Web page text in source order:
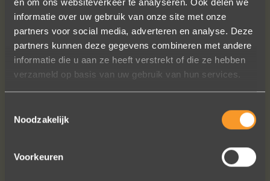
en om ons websiteverkeer te analyseren. Ook delen we
informatie over uw gebruik van onze site met onze
partners voor social media, adverteren en analyse. Deze
partners kunnen deze gegevens combineren met andere
informatie die u aan ze heeft verstrekt of die ze hebben
verzameld op basis van uw gebruik van hun services.
Noodzakelijk
Voorkeuren